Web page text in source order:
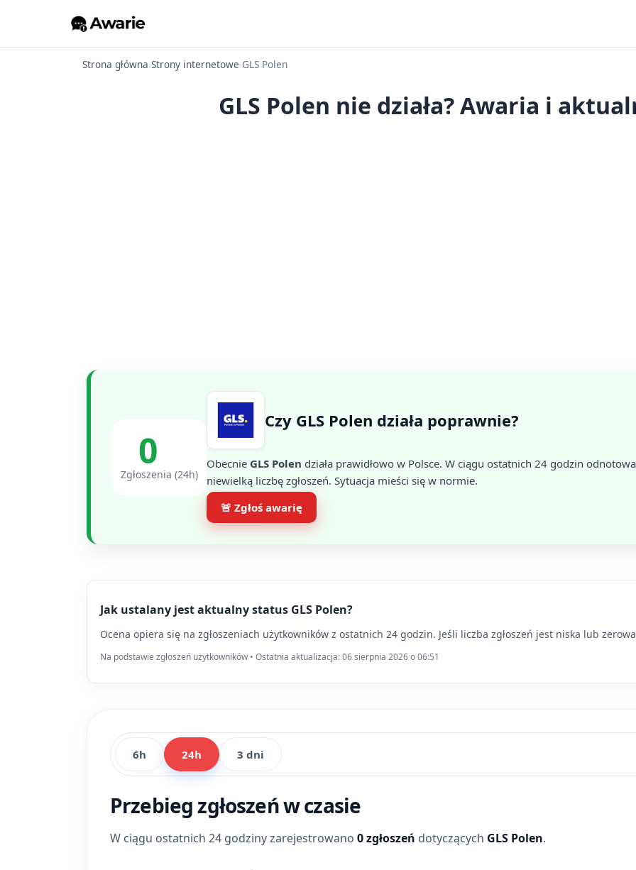
Strona główna›Strony internetowe›GLS Polen
GLS Polen nie działa? Awaria i
0
Zgłoszenia (24h)
Czy GLS Polen działa poprawnie?
Obecnie GLS Polen działa prawidłowo w Polsce. W ciągu ostatnich 24 godzin
niewielką liczbę zgłoszeń. Sytuacja mieści się w normie.
🚨 Zgłoś awarię
Jak ustalany jest aktualny status GLS Polen?
Ocena opiera się na zgłoszeniach użytkowników z ostatnich 24 godzin. Jeśli liczba zgłoszeń jest niska lub
Na podstawie zgłoszeń użytkowników • Ostatnia aktualizacja: 06 sierpnia 2026 o 06:51
6h 24h 3 dni
Przebieg zgłoszeń w czasie
W ciągu ostatnich 24 godziny zarejestrowano 0 zgłoszeń dotyczących GLS Polen.